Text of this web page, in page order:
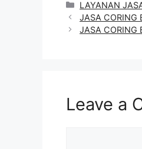
Categories
LAYANAN
JASA CORING
JASA CORING
Leave a